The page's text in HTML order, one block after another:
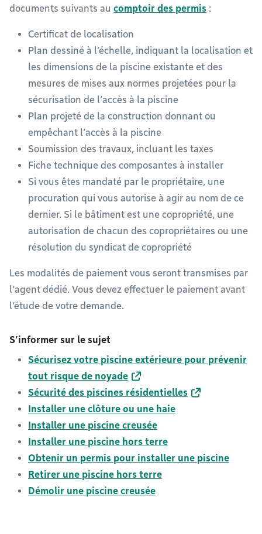
documents suivants au comptoir des permis :
Certificat de localisation
Plan dessiné à l’échelle, indiquant la localisation et
les dimensions de la piscine existante et des
mesures de mises aux normes projetées pour la
sécurisation de l’accès à la piscine
Plan projeté de la construction donnant ou
empêchant l’accès à la piscine
Soumission des travaux, incluant les taxes
Fiche technique des composantes à installer
Si vous êtes mandaté par le propriétaire, une
procuration qui vous autorise à agir au nom de ce
dernier. Si le bâtiment est une copropriété, une
autorisation de chacun des copropriétaires ou une
résolution du syndicat de copropriété
Les modalités de paiement vous seront transmises par
l’agent dédié. Vous devez effectuer le paiement avant
l’étude de votre demande.
S’informer sur le sujet
Sécurisez votre piscine extérieure pour prévenir
tout risque de noyade
Sécurité des piscines résidentielles
Installer une clôture ou une haie
Installer une piscine creusée
Installer une piscine hors terre
Obtenir un permis pour installer une piscine
Retirer une piscine hors terre
Démolir une piscine creusée